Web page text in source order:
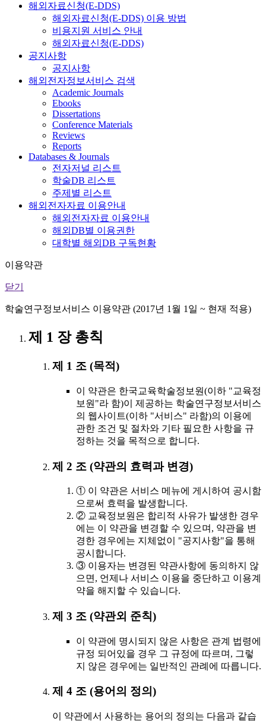
해외자료신청(E-DDS)
해외자료신청(E-DDS) 이용 방법
비용지원 서비스 안내
해외자료신청(E-DDS)
공지사항
공지사항
해외전자정보서비스 검색
Academic Journals
Ebooks
Dissertations
Conference Materials
Reviews
Reports
Databases & Journals
전자저널 리스트
학술DB 리스트
주제별 리스트
해외전자자료 이용안내
해외전자자료 이용안내
해외DB별 이용권한
대학별 해외DB 구독현황
이용약관
닫기
학술연구정보서비스 이용약관 (2017년 1월 1일 ~ 현재 적용)
제 1 장 총칙
제 1 조 (목적)
이 약관은 한국교육학술정보원(이하 "교육정
보원"라 함)이 제공하는 학술연구정보서비스
의 웹사이트(이하 "서비스" 라함)의 이용에
관한 조건 및 절차와 기타 필요한 사항을 규
정하는 것을 목적으로 합니다.
제 2 조 (약관의 효력과 변경)
① 이 약관은 서비스 메뉴에 게시하여 공시함
으로써 효력을 발생합니다.
② 교육정보원은 합리적 사유가 발생한 경우
에는 이 약관을 변경할 수 있으며, 약관을 변
경한 경우에는 지체없이 "공지사항"을 통해
공시합니다.
③ 이용자는 변경된 약관사항에 동의하지 않
으면, 언제나 서비스 이용을 중단하고 이용계
약을 해지할 수 있습니다.
제 3 조 (약관외 준칙)
이 약관에 명시되지 않은 사항은 관계 법령에
규정 되어있을 경우 그 규정에 따르며, 그렇
지 않은 경우에는 일반적인 관례에 따릅니다.
제 4 조 (용어의 정의)
이 약관에서 사용하는 용어의 정의는 다음과 같습